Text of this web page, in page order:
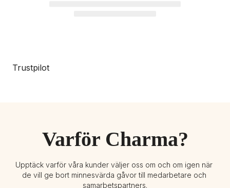
Trustpilot
Varför Charma?
Upptäck varför våra kunder väljer oss om och om igen när
de vill ge bort minnesvärda gåvor till medarbetare och
samarbetspartners.